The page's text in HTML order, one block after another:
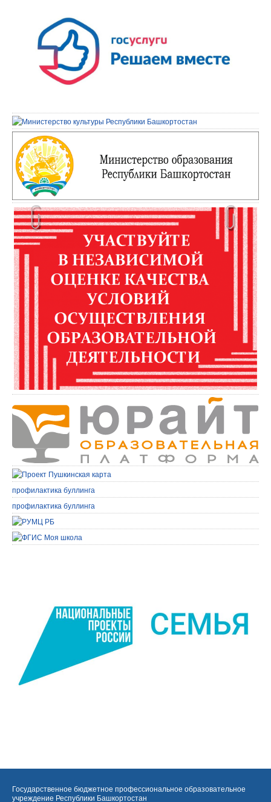
профилактика буллинга
профилактика буллинга
Государственное бюджетное профессиональное образовательное
учреждение Республики Башкортостан